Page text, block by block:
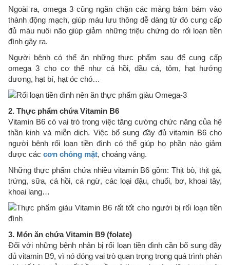
Ngoài ra, omega 3 cũng ngăn chặn các mảng bám bám vào
thành động mạch, giúp máu lưu thông dễ dàng từ đó cung cấp
đủ máu nuôi não giúp giảm những triệu chứng do rối loạn tiền
đình gây ra.
Người bệnh có thể ăn những thực phẩm sau để cung cấp
omega 3 cho cơ thể như cá hồi, dầu cá, tôm, hạt hướng
dương, hạt bí, hạt óc chó…
2. Thực phẩm chứa Vitamin B6
Vitamin B6 có vai trò trong việc tăng cường chức năng của hệ
thần kinh và miễn dịch. Việc bổ sung đầy đủ vitamin B6 cho
người bệnh rối loạn tiền đình có thể giúp họ phần nào giảm
được các cơn chóng mặt, choáng váng.
Những thực phẩm chứa nhiều vitamin B6 gồm: Thịt bò, thịt gà,
trứng, sữa, cá hồi, cá ngừ, các loại đậu, chuối, bơ, khoai tây,
khoai lang…
3. Món ăn chứa Vitamin B9 (folate)
Đối với những bệnh nhân bị rối loạn tiền đình cần bổ sung đầy
đủ vitamin B9, vì nó đóng vai trò quan trọng trong quá trình phân